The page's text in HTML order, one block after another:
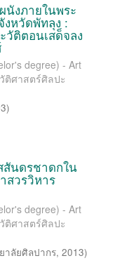
นังภายในพระ
หวัดพัทลุง :
ติตอนเสด็จลง
degree) - Art
ติศาสตร์ศิลปะ
)
สันดรชาดกใน
สวรวิหาร
degree) - Art
ติศาสตร์ศิลปะ
าลัยศิลปากร, 2013)